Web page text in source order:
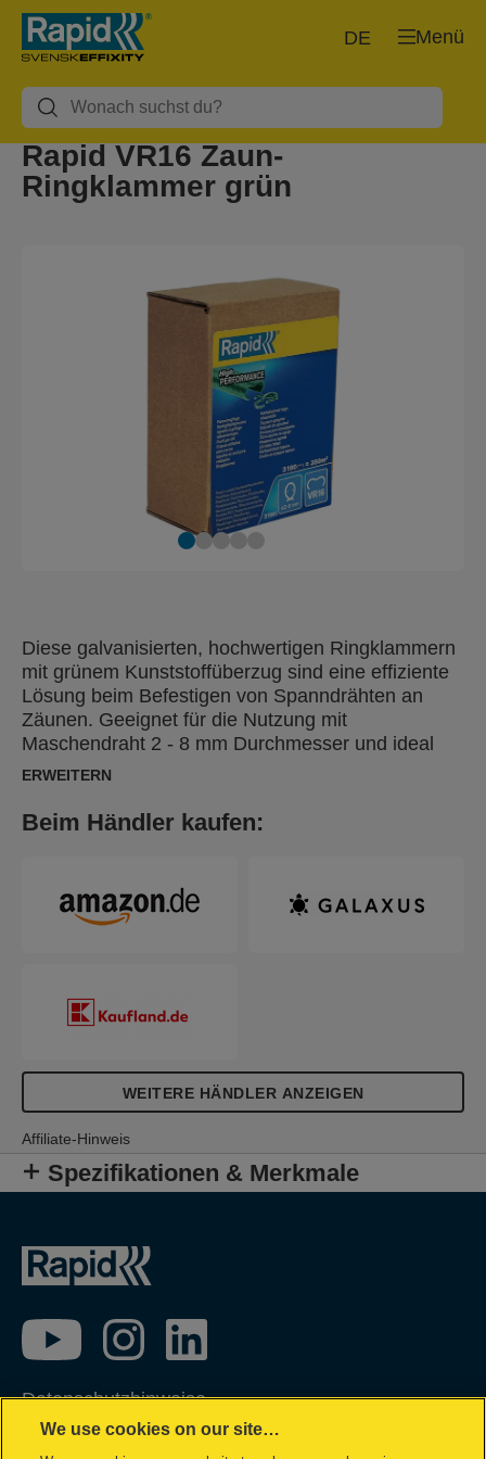
Menü
DE
Rapid VR16 Zaun-
Ringklammer grün
Diese galvanisierten, hochwertigen Ringklammern
mit grünem Kunststoffüberzug sind eine effiziente
Lösung beim Befestigen von Spanndrähten an
Zäunen. Geeignet für die Nutzung mit
Maschendraht 2 - 8 mm Durchmesser und ideal
zum Sichern von Käfigen, zum Einzäunen oder
grünen Kunststoffüberzug.
ERWEITERN
Beim Händler kaufen:
WEITERE HÄNDLER ANZEIGEN
Affiliate-Hinweis
Spezifikationen & Merkmale
Datenschutzhinweise
Impressum
We use cookies on our site…